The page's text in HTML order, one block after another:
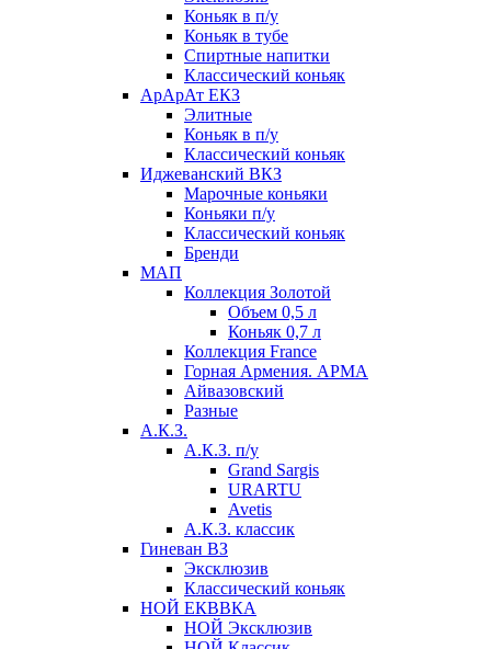
Коньяк в п/у
Коньяк в тубе
Спиртные напитки
Классический коньяк
АрАрАт ЕКЗ
Элитные
Коньяк в п/у
Классический коньяк
Иджеванский ВКЗ
Марочные коньяки
Коньяки п/у
Классический коньяк
Бренди
МАП
Коллекция Золотой
Объем 0,5 л
Коньяк 0,7 л
Коллекция France
Горная Армения. АРМА
Айвазовский
Разные
А.К.З.
А.К.З. п/у
Grand Sargis
URARTU
Avetis
А.К.З. классик
Гиневан ВЗ
Эксклюзив
Классический коньяк
НОЙ ЕКВВКА
НОЙ Эксклюзив